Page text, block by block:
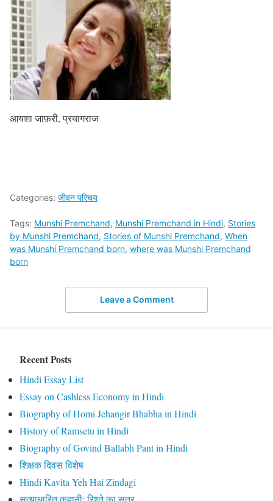
आयशा जाफ़री, प्रयागराज
Categories: जीवन परिचय
Tags: Munshi Premchand, Munshi Premchand in Hindi, Stories
by Munshi Premchand, Stories of Munshi Premchand, When
was Munshi Premchand born, where was Munshi Premchand
born
Leave a Comment
Recent Posts
Hindi Essay List
Essay on Cashless Economy in Hindi
Biography of Homi Jehangir Bhabha in Hindi
History of Ramsetu in Hindi
Biography of Govind Ballabh Pant in Hindi
शिक्षक दिवस विशेष
Hindi Kavita Yeh Hai Zindagi